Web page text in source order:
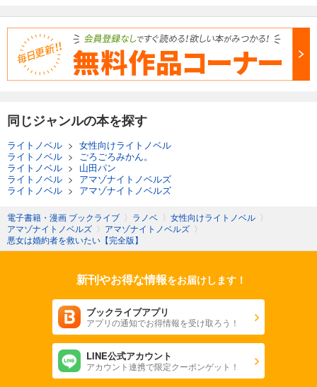
同じジャンルの本を探す
ライトノベル > 女性向けライトノベル
ライトノベル >
ごろごろみかん。
ライトノベル > 山田パン
ライトノベル > アマゾナイトノベルズ
ライトノベル > アマゾナイトノベルズ
電子書籍・漫画 ブックライブ 〉 ラノベ 〉 女性向けライトノベル 〉
アマゾナイトノベルズ 〉 アマゾナイトノベルズ 〉
悪女は婚約者を救いたい【完全版】
新刊やお得な情報をお届けします！
ブックライブアプリ
アプリの通知でお得情報を受け取ろう！
LINE公式アカウント
アカウント連携で限定クーポンゲット！